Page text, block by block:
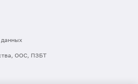
ООС, ПЗБТ